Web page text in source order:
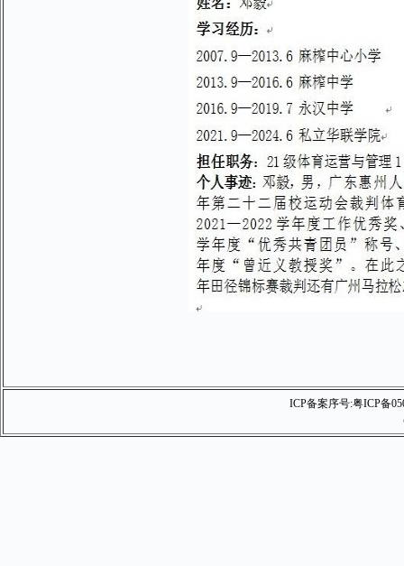
ICP备案序号:粤ICP备